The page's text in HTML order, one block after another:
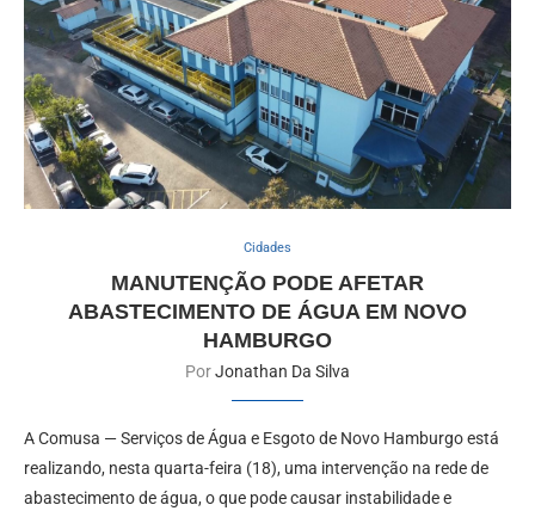
Cidades
MANUTENÇÃO PODE AFETAR
ABASTECIMENTO DE ÁGUA EM NOVO
HAMBURGO
PorJonathan Da Silva
A Comusa — Serviços de Água e Esgoto de Novo Hamburgo está
realizando, nesta quarta-feira (18), uma intervenção na rede de
abastecimento de água, o que pode causar instabilidade e